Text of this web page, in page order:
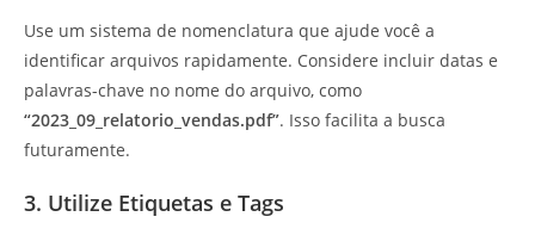
Use um sistema de nomenclatura que ajude você a
identificar arquivos rapidamente. Considere incluir datas e
palavras-chave no nome do arquivo, como
“2023_09_relatorio_vendas.pdf”. Isso facilita a busca
futuramente.
3. Utilize Etiquetas e Tags